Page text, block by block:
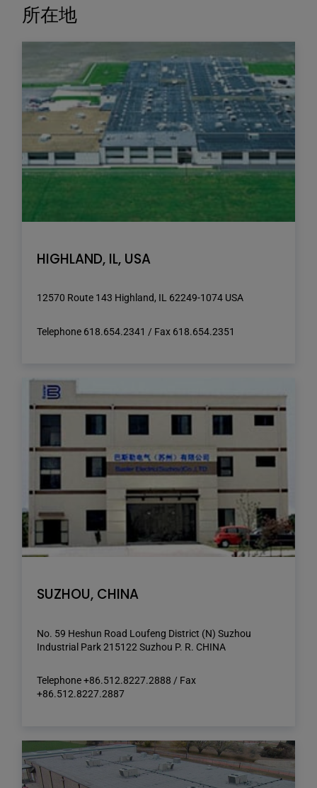
トリックの取締役会副会長兼最高経営責任者に昇格。
Return to previous slide
Jump to next slide
ムコントローラにシームレスな125V I/Oを提供し、高
価な外部リレーやデバイスを使用せずに、大規模で複
雑なロジックスキームを実現します。
Return to previous slide
Jump to next slide
所在地
HIGHLAND, IL, USA
12570 Route 143 Highland, IL 62249-1074 USA
Telephone 618.654.2341 / Fax 618.654.2351
SUZHOU, CHINA
No. 59 Heshun Road Loufeng District (N) Suzhou
Industrial Park 215122 Suzhou P. R. CHINA
Telephone +86.512.8227.2888 / Fax
+86.512.8227.2887